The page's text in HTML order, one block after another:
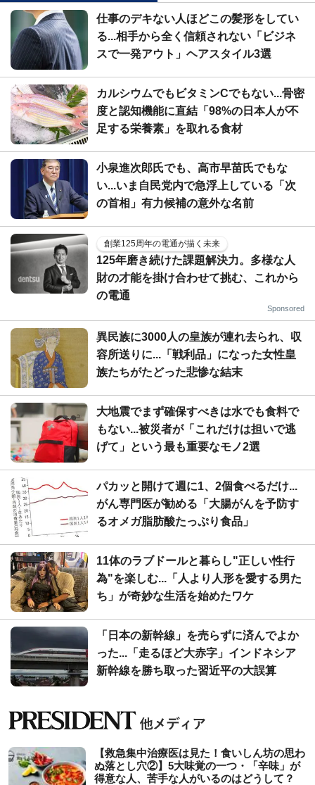
仕事のデキない人ほどこの髪形をしてい
る...相手から全く信頼されない「ビジネ
スで一発アウト」ヘアスタイル3選
カルシウムでもビタミンCでもない...骨密
度と認知機能に直結「98%の日本人が不
足する栄養素」を取れる食材
小泉進次郎氏でも、高市早苗氏でもな
い...いま自民党内で急浮上している「次
の首相」有力候補の意外な名前
創業125周年の電通が描く未来
125年磨き続けた課題解決力。多様な人
財の才能を掛け合わせて挑む、これから
の電通
Sponsored
異民族に3000人の皇族が連れ去られ、収
容所送りに...「戦利品」になった女性皇
族たちがたどった悲惨な結末
大地震でまず確保すべきは水でも食料で
もない...被災者が「これだけは担いで逃
げて」という最も重要なモノ2選
パカッと開けて週に1、2個食べるだけ...
がん専門医が勧める「大腸がんを予防す
るオメガ脂肪酸たっぷり食品」
11体のラブドールと暮らし"正しい性行
為"を楽しむ...「人より人形を愛する男た
ち」が奇妙な生活を始めたワケ
「日本の新幹線」を売らずに済んでよか
った...「走るほど大赤字」インドネシア
新幹線を勝ち取った習近平の大誤算
【救急集中治療医は見た！食いしん坊の思わ
ぬ落とし穴②】5大味覚の一つ・「辛味」が
得意な人、苦手な人がいるのはどうして？